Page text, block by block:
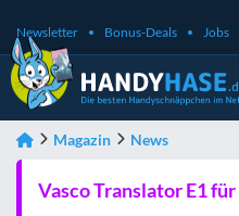
Newsletter Bonus-Deals Jobs
Magazin News
Vasco Translator E1